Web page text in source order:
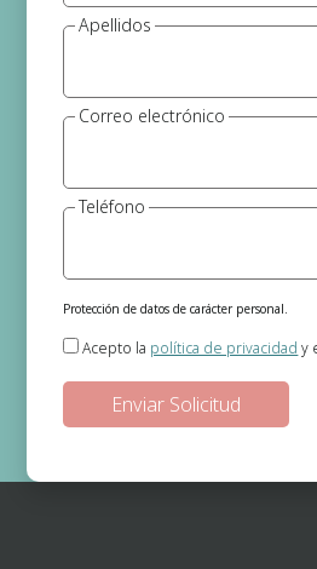
Apellidos
Correo electrónico
Teléfono
Protección de datos de carácter personal.
Finalidad:Gestión de las solicitudes de
Legitimación:
En base a su consentimiento
Derechos:Podrá ejercitar los derechos de
Acepto la política de privacidad y